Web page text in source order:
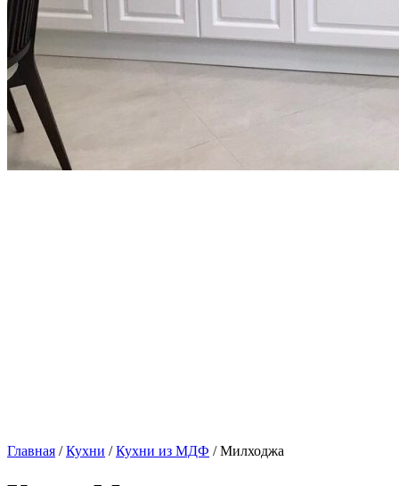
Главная /Кухни /Кухни из МДФ / Милходжа